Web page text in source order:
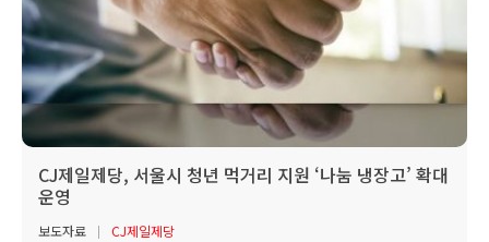
CJ제일제당, 서울시 청년 먹거리 지원 ‘나눔 냉장고’ 확대
운영
보도자료
CJ제일제당